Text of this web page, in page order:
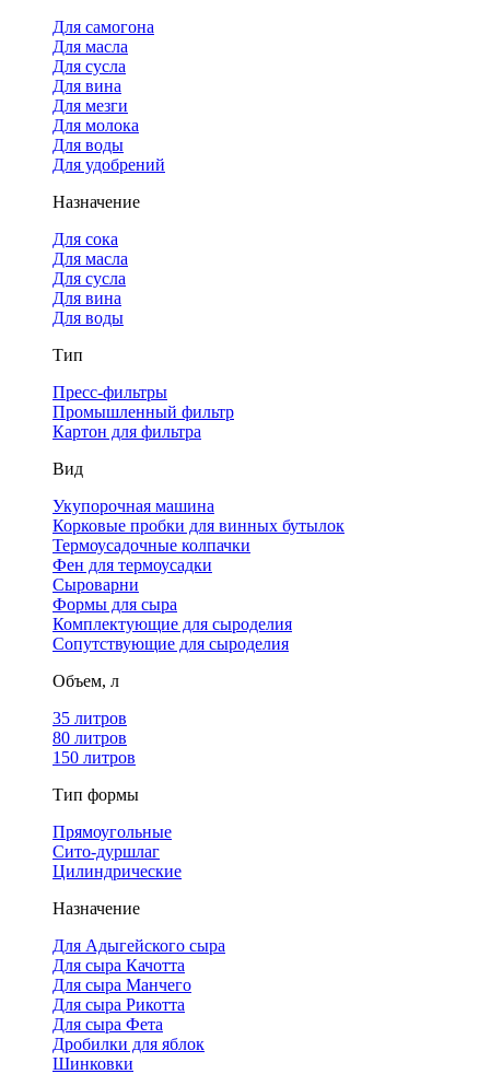
Для самогона
Для масла
Для сусла
Для вина
Для мезги
Для молока
Для воды
Для удобрений
Назначение
Для сока
Для масла
Для сусла
Для вина
Для воды
Тип
Пресс-фильтры
Промышленный фильтр
Картон для фильтра
Вид
Укупорочная машина
Корковые пробки для винных бутылок
Термоусадочные колпачки
Фен для термоусадки
Сыроварни
Формы для сыра
Комплектующие для сыроделия
Сопутствующие для сыроделия
Объем, л
35 литров
80 литров
150 литров
Тип формы
Прямоугольные
Сито-дуршлаг
Цилиндрические
Назначение
Для Адыгейского сыра
Для сыра Качотта
Для сыра Манчего
Для сыра Рикотта
Для сыра Фета
Дробилки для яблок
Шинковки